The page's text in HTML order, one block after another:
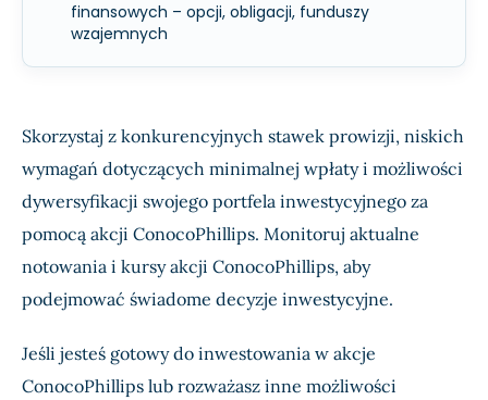
finansowych – opcji, obligacji, funduszy
wzajemnych
Skorzystaj z konkurencyjnych stawek prowizji, niskich
wymagań dotyczących minimalnej wpłaty i możliwości
dywersyfikacji swojego portfela inwestycyjnego za
pomocą akcji ConocoPhillips. Monitoruj aktualne
notowania i kursy akcji ConocoPhillips, aby
podejmować świadome decyzje inwestycyjne.
Jeśli jesteś gotowy do inwestowania w akcje
ConocoPhillips lub rozważasz inne możliwości